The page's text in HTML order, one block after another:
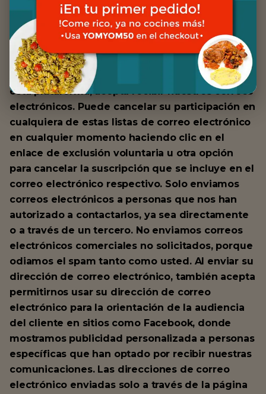
su dirección de
correo electrónico?
Al enviar su dirección de correo electrónico en
esta plataforma, acepta recibir nuestros correos
electrónicos. Puede cancelar su participación en
cualquiera de estas listas de correo electrónico
en cualquier momento haciendo clic en el
enlace de exclusión voluntaria u otra opción
para cancelar la suscripción que se incluye en el
correo electrónico respectivo. Solo enviamos
correos electrónicos a personas que nos han
autorizado a contactarlos, ya sea directamente
o a través de un tercero. No enviamos correos
electrónicos comerciales no solicitados, porque
odiamos el spam tanto como usted. Al enviar su
dirección de correo electrónico, también acepta
permitirnos usar su dirección de correo
electrónico para la orientación de la audiencia
del cliente en sitios como Facebook, donde
mostramos publicidad personalizada a personas
específicas que han optado por recibir nuestras
comunicaciones. Las direcciones de correo
electrónico enviadas solo a través de la página